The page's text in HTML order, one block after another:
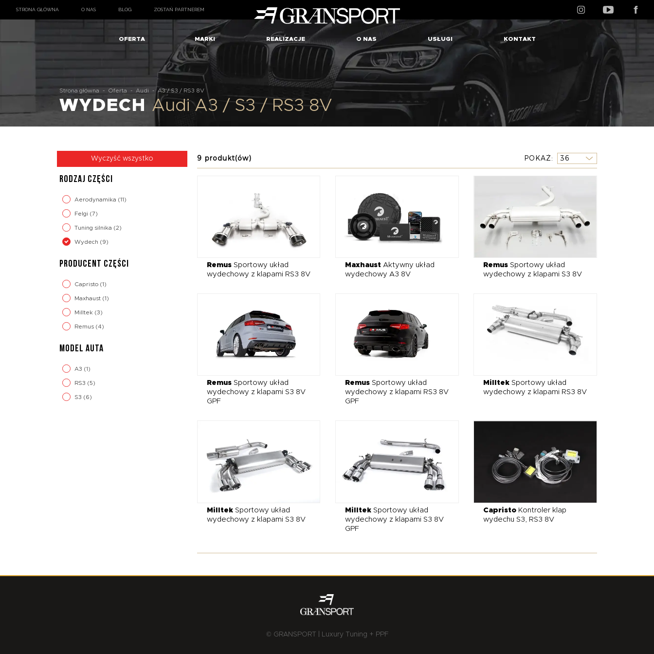
STRONA GŁÓWNA O NAS BLOG ZOSTAŃ PARTNEREM
OFERTA MARKI REALIZACJE O NAS USŁUGI KONTAKT
Strona główna - Oferta - Audi - A3 / S3 / RS3 8V
WYDECH Audi A3 / S3 / RS3 8V
Wyczyść wszystko
RODZAJ CZĘŚCI
Aerodynamika (11)
Felgi (7)
Tuning silnika (2)
Wydech (9)
PRODUCENT CZĘŚCI
Capristo (1)
Maxhaust (1)
Milltek (3)
Remus (4)
MODEL AUTA
A3 (1)
RS3 (5)
S3 (6)
9 produkt(ów) POKAŻ
RemusSportowy układ
wydechowy z klapami RS3 8V
MaxhaustAktywny układ
wydechowy A3 8V
Remus Sportowy układ
wydechowy z klapami S3 8V
RemusSportowy układ
wydechowy z klapami S3 8V
GPF
RemusSportowy układ
wydechowy z klapami RS3 8V
GPF
Milltek Sportowy układ
wydechowy z klapami RS3 8V
MilltekSportowy układ
wydechowy z klapami S3 8V
MilltekSportowy układ
wydechowy z klapami S3 8V
GPF
Capristo Kontroler klap
wydechu S3, RS3 8V
© GRANSPORT | Luxury Tuning + PPF